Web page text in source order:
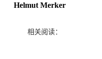
Helmut Merker
相关阅读：